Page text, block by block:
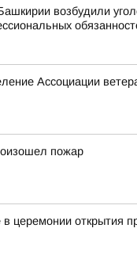
возбудили
Ассоциации
пожар
церемонии открытия